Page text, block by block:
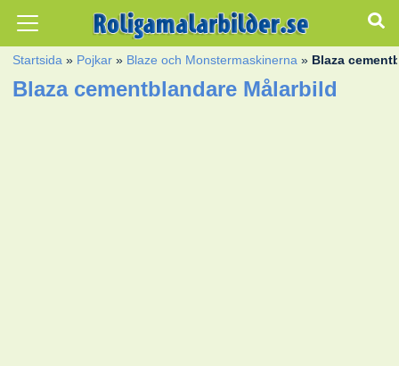
Startsida » Pojkar » Blaze och Monstermaskinerna » Blaza
Blaza cementblandare Målarbild